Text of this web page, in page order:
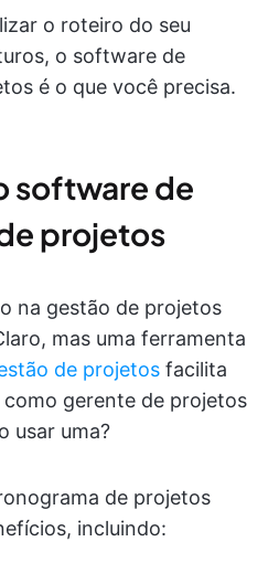
o roteiro do seu
o software de
é o que você precisa.
software de
projetos
na gestão de projetos
mas uma ferramenta
de projetos facilita
gerente de projetos
usar uma?
de projetos
incluindo: